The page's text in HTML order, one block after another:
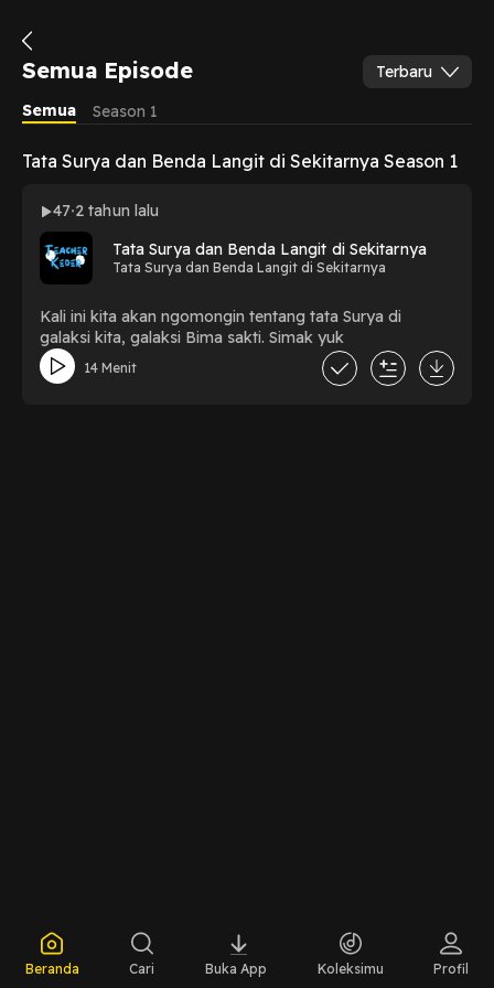
Semua Episode
Terbaru
Semua
Season 1
Tata Surya dan Benda Langit di Sekitarnya Season 1
47 2 tahun lalu
Tata Surya dan Benda Langit di Sekitarnya
Tata Surya dan Benda Langit di Sekitarnya
Kali ini kita akan ngomongin tentang tata Surya di
galaksi kita, galaksi Bima sakti. Simak yuk
14 Menit
Beranda Cari Buka App Koleksimu Profil